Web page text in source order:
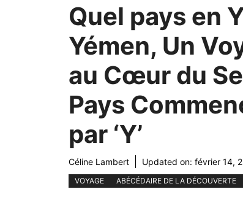
Quel pays en
Yémen, Un
au Cœur du
Pays
par ‘Y’
Céline Lambert Updated on: février 14,
VOYAGE ABÉCÉDAIRE DE LA DÉCOUVERTE